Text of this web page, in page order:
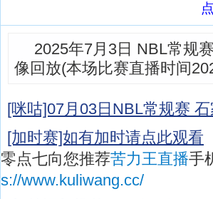
2025年7月3日 NBL常规
像回放(本场比赛直播时间
[咪咕]07月03日NBL常规赛
[加时赛]如有加时请点此观看
零点七向您推荐苦力王直播手
s://www.kuliwang.cc/